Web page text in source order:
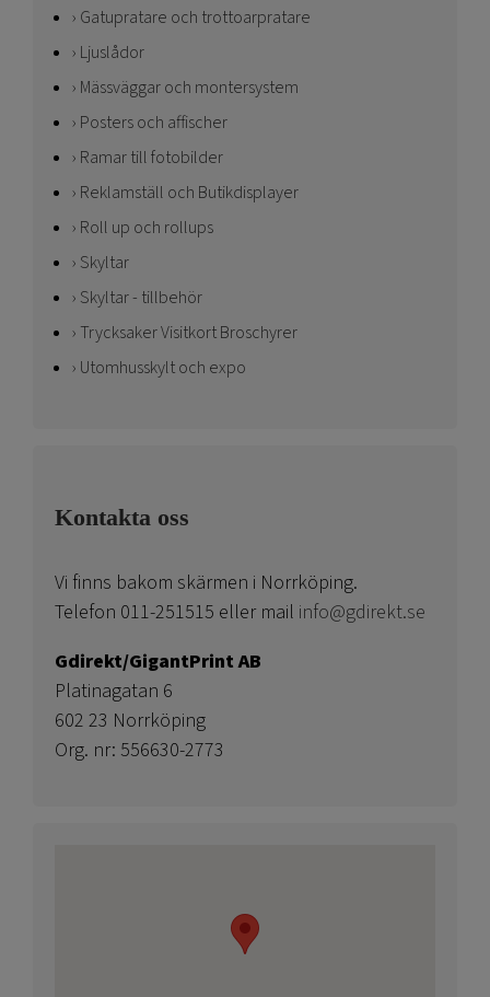
Gatupratare och trottoarpratare
Ljuslådor
Mässväggar och montersystem
Posters och affischer
Ramar till fotobilder
Reklamställ och Butikdisplayer
Roll up och rollups
Skyltar
Skyltar - tillbehör
Trycksaker Visitkort Broschyrer
Utomhusskylt och expo
Kontakta oss
Vi finns bakom skärmen i Norrköping.
Telefon 011-251515 eller mail info@gdirekt.se
Gdirekt/GigantPrint AB
Platinagatan 6
602 23 Norrköping
Org. nr: 556630-2773